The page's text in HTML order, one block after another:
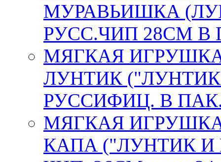
МУРАВЬИШКА
РУСС.ЧИП 28СМ В
МЯГКАЯ
ЛУНТИК ("ЛУНТИК
РУССИФИЦ. В ПАК.
МЯГКАЯ
КАПА ("ЛУНТИК И